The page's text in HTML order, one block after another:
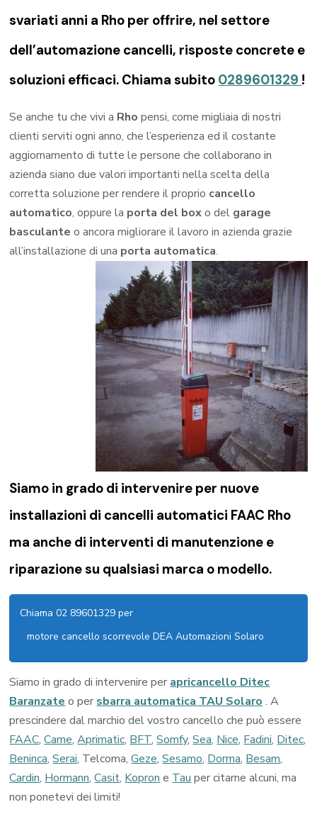
svariati anni a Rho per offrire, nel settore
dell’automazione cancelli, risposte concrete e
soluzioni efficaci. Chiama subito 0289601329 !
Se anche tu che vivi a Rho pensi, come migliaia di nostri
clienti serviti ogni anno, che l’esperienza ed il costante
aggiornamento di tutte le persone che collaborano in
azienda siano due valori importanti nella scelta della
corretta soluzione per rendere il proprio cancello
automatico, oppure la porta del boxo del garage
basculante o ancora migliorare il lavoro in azienda grazie
all’installazione di una porta automatica.
Siamo in grado di intervenire per nuove
installazioni di cancelli automatici FAAC Rho
ma anche di interventi di manutenzione e
riparazione su qualsiasi marca o modello.
Chiama 02 89601329 per
motore cancello scorrevole DEA Automazioni Solaro
Siamo in grado di intervenire per apricancello Ditec
Baranzate o per sbarra automatica TAU Solaro . A
prescindere dal marchio del vostro cancello che può essere
FAAC,Came,Aprimatic, BFT,Somfy,Sea, Nice, Fadini, Ditec,
Beninca,Serai, Telcoma,Geze,Sesamo, Dorma, Besam,
Cardin, Hormann,Casit, Kopron e Tau per citarne alcuni, ma
non ponetevi dei limiti!